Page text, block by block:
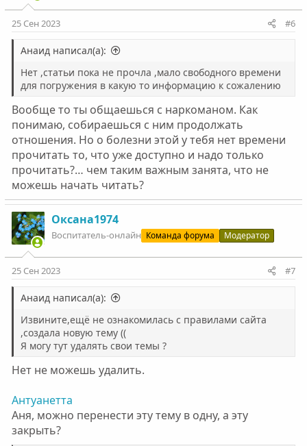
25 Сен 2023 #6
Анаид написал(а):
Нет ,статьи пока не прочла ,мало свободного времени
для погружения в какую то информацию к сожалению
Вообще то ты общаешься с наркоманом. Как
понимаю, собираешься с ним продолжать
отношения. Но о болезни этой у тебя нет времени
прочитать то, что уже доступно и надо только
прочитать?… чем таким важным занята, что не
можешь начать читать?
Оксана1974
Воспитатель-онлайн Команда форума Модератор
25 Сен 2023 #7
Анаид написал(а):
Извините,ещё не ознакомилась с правилами сайта
,создала новую тему ((
Я могу тут удалять свои темы ?
Нет не можешь удалить.
Антуанетта
Аня, можно перенести эту тему в одну, а эту
закрыть?